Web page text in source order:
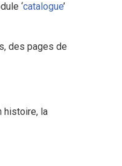
‘catalogue’
des pages de
histoire, la